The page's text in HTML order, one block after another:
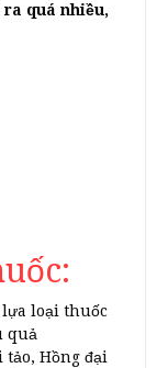
ra quá nhiều,
loại thuốc
quả
tảo, Hồng đại